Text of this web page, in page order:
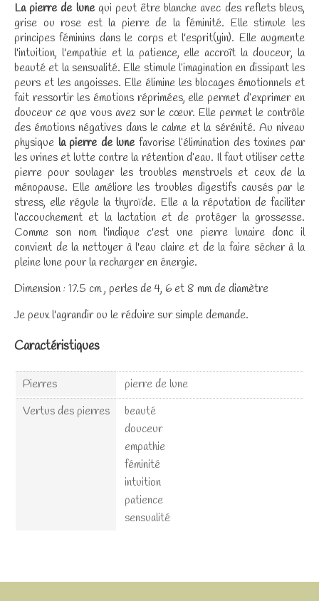
La pierre de lunequi peut être blanche avec des reflets bleus,
grise ou rose est la pierre de la féminité. Elle stimule les
principes féminins dans le corps et l'esprit(yin). Elle augmente
l'intuition, l'empathie et la patience, elle accroît la douceur, la
beauté et la sensualité. Elle stimule l’imagination en dissipant les
peurs et les angoisses. Elle élimine les blocages émotionnels et
fait ressortir les émotions réprimées, elle permet d’exprimer en
douceur ce que vous avez sur le cœur. Elle permet le contrôle
des émotions négatives dans le calme et la sérénité. Au niveau
physique la pierre de lunefavorise l’élimination des toxines par
les urines et lutte contre la rétention d’eau. Il faut utiliser cette
pierre pour soulager les troubles menstruels et ceux de la
ménopause. Elle améliore les troubles digestifs causés par le
stress, elle régule la thyroïde. Elle a la réputation de faciliter
l’accouchement et la lactation et de protéger la grossesse.
Comme son nom l'indique c'est une pierre lunaire donc il
convient de la nettoyer à l'eau claire et de la faire sécher à la
pleine lune pour la recharger en énergie.
Dimension : 17.5 cm , perles de 4, 6 et 8 mm de diamètre
Je peux l'agrandir ou le réduire sur simple demande.
Caractéristiques
Pierres
pierre de lune
Vertus des pierres
beauté
douceur
empathie
féminité
intuition
patience
sensualité